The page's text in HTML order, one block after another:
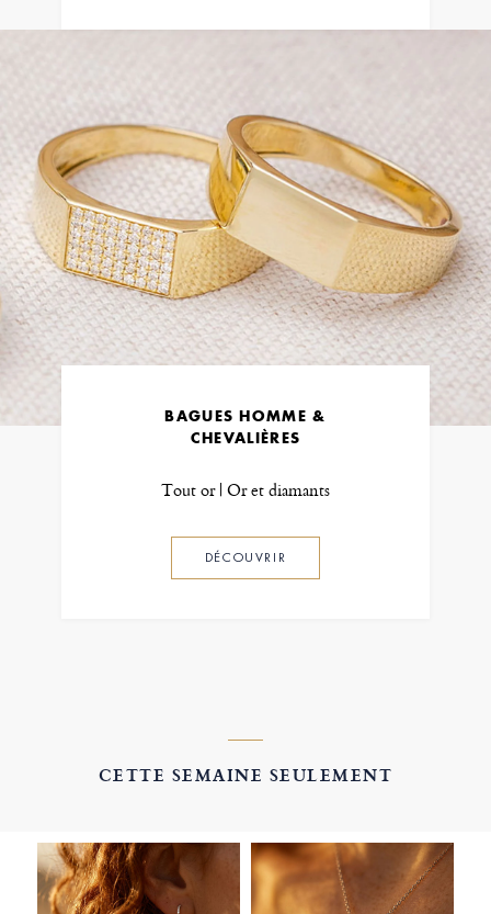
BAGUES HOMME &
CHEVALIÈRES
Tout or | Or et diamants
DÉCOUVRIR
CETTE SEMAINE SEULEMENT